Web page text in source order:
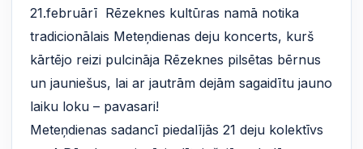
21.februārī Rēzeknes kultūras namā notika
tradicionālais Meteņdienas deju koncerts, kurš
kārtējo reizi pulcināja Rēzeknes pilsētas bērnus
un jauniešus, lai ar jautrām dejām sagaidītu jauno
laiku loku – pavasari!
Meteņdienas sadancī piedalījās 21 deju kolektīvs